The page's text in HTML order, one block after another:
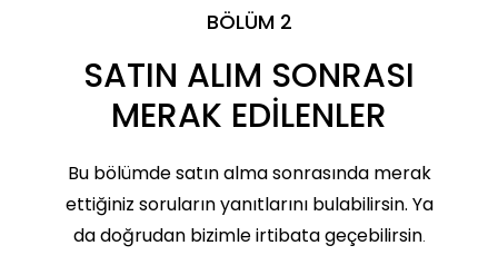
BÖLÜM 2
SATIN ALIM SONRASI
MERAK EDİLENLER
Bu bölümde satın alma sonrasında merak
ettiğiniz soruların yanıtlarını bulabilirsin. Ya
da doğrudan bizimle irtibata geçebilirsin.